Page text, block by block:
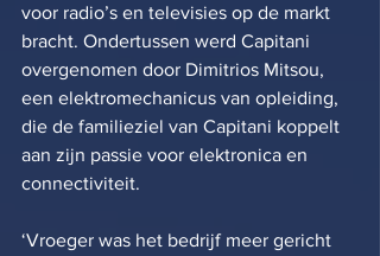
voor radio’s en televisies op de markt
bracht. Ondertussen werd Capitani
overgenomen door Dimitrios Mitsou,
een elektromechanicus van opleiding,
die de familieziel van Capitani koppelt
aan zijn passie voor elektronica en
connectiviteit.
‘Vroeger was het bedrijf meer gericht